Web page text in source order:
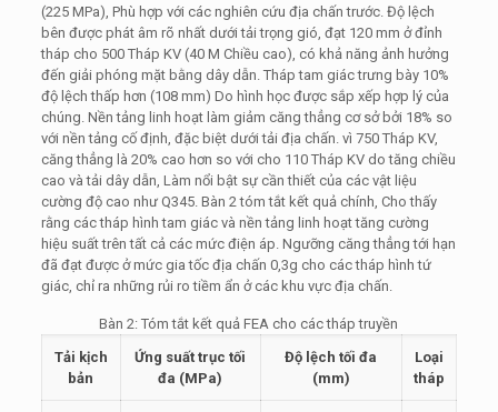
(225 MPa), Phù hợp với các nghiên cứu địa chấn trước. Độ lệch
bên được phát âm rõ nhất dưới tải trọng gió, đạt 120 mm ở đỉnh
tháp cho 500 Tháp KV (40 M Chiều cao), có khả năng ảnh hưởng
đến giải phóng mặt bằng dây dẫn. Tháp tam giác trưng bày 10%
độ lệch thấp hơn (108 mm) Do hình học được sắp xếp hợp lý của
chúng. Nền tảng linh hoạt làm giảm căng thẳng cơ sở bởi 18% so
với nền tảng cố định, đặc biệt dưới tải địa chấn. vì 750 Tháp KV,
căng thẳng là 20% cao hơn so với cho 110 Tháp KV do tăng chiều
cao và tải dây dẫn, Làm nổi bật sự cần thiết của các vật liệu
cường độ cao như Q345. Bàn 2 tóm tắt kết quả chính, Cho thấy
rằng các tháp hình tam giác và nền tảng linh hoạt tăng cường
hiệu suất trên tất cả các mức điện áp. Ngưỡng căng thẳng tới hạn
đã đạt được ở mức gia tốc địa chấn 0,3g cho các tháp hình tứ
giác, chỉ ra những rủi ro tiềm ẩn ở các khu vực địa chấn.
Bàn 2: Tóm tắt kết quả FEA cho các tháp truyền
Tải kịch
bản
Ứng suất trục tối
đa (MPa)
Độ lệch tối đa
(mm)
Loại
tháp